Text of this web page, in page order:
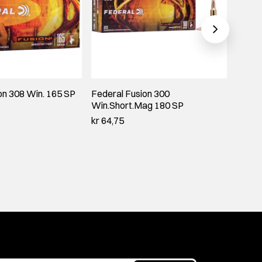
308 Win. 165 SP
Federal Fusion 300
Win.Short.Mag 180 SP
kr 64,75